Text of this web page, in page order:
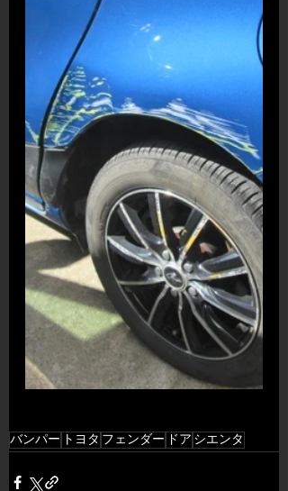
バンパー トヨタ フェンダー ドア シエンタ